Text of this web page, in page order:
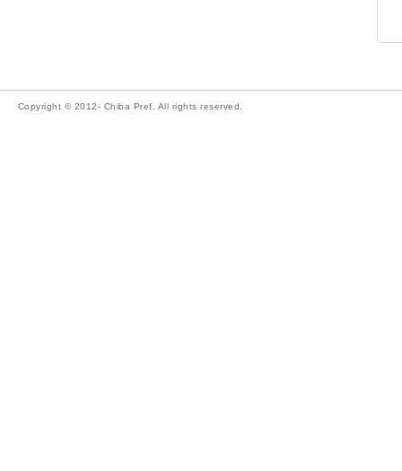
Copyright © 2012- Chiba Pref. All rights reserved.